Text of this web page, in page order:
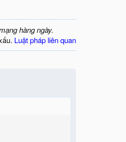
hàng ngày.
Luật pháp liên quan